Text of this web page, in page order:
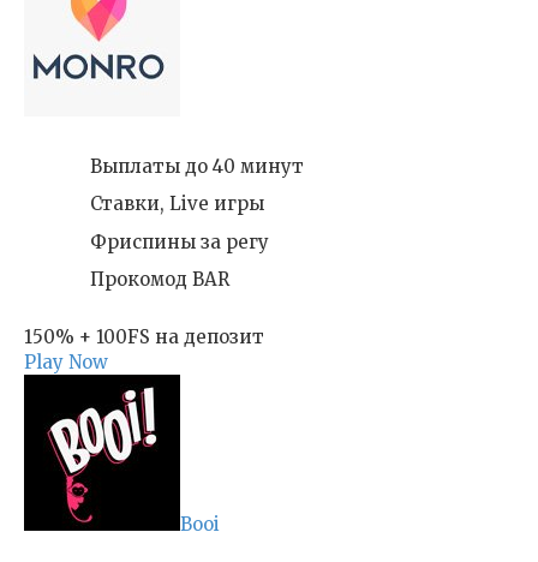
Выплаты до 40 минут
Ставки, Live игры
Фриспины за регу
Прокомод BAR
150% + 100FS на депозит
Play Now
Booi